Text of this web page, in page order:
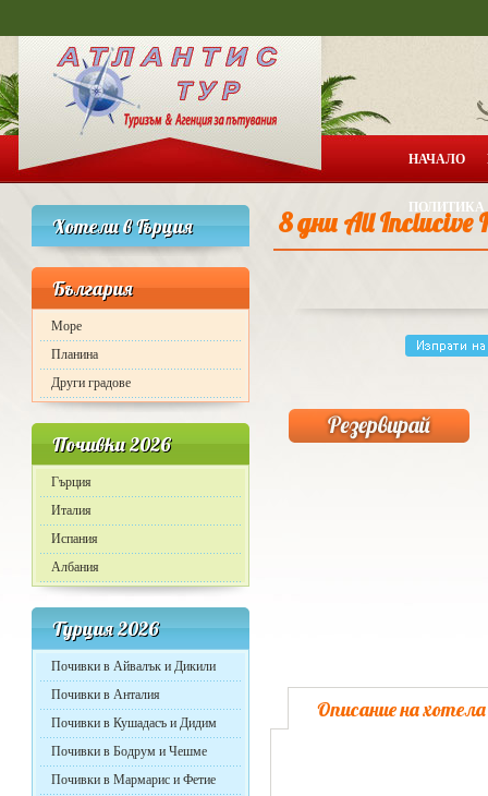
НАЧАЛО
Хотели в Гърция
България
Море
Планина
Други градове
Почивки 2026
Гърция
Италия
Испания
Албания
Турция 2026
Почивки в Айвалък и Дикили
Почивки в Анталия
Почивки в Кушадасъ и Дидим
Почивки в Бодрум и Чешме
Почивки в Мармарис и Фетие
8 дни All Inclucive
Описание на хотела